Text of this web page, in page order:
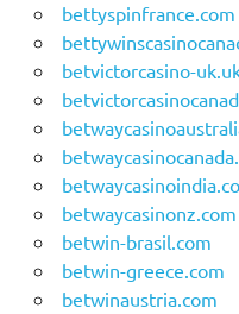
bettyspinfrance.com
betvictorcasino-
betwaycasinonz.com
betwin-brasil.com
betwin-greece.com
betwinaustria.com